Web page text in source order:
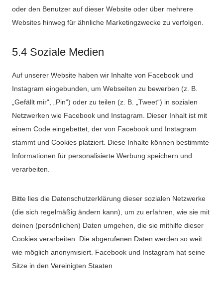
oder den Benutzer auf dieser Website oder über mehrere
Websites hinweg für ähnliche Marketingzwecke zu verfolgen.
5.4 Soziale Medien
Auf unserer Website haben wir Inhalte von Facebook und
Instagram eingebunden, um Webseiten zu bewerben (z. B.
„Gefällt mir“, „Pin“) oder zu teilen (z. B. „Tweet“) in sozialen
Netzwerken wie Facebook und Instagram. Dieser Inhalt ist mit
einem Code eingebettet, der von Facebook und Instagram
stammt und Cookies platziert. Diese Inhalte können bestimmte
Informationen für personalisierte Werbung speichern und
verarbeiten.
Bitte lies die Datenschutzerklärung dieser sozialen Netzwerke
(die sich regelmäßig ändern kann), um zu erfahren, wie sie mit
deinen (persönlichen) Daten umgehen, die sie mithilfe dieser
Cookies verarbeiten. Die abgerufenen Daten werden so weit
wie möglich anonymisiert. Facebook und Instagram hat seine
Sitze in den Vereinigten Staaten